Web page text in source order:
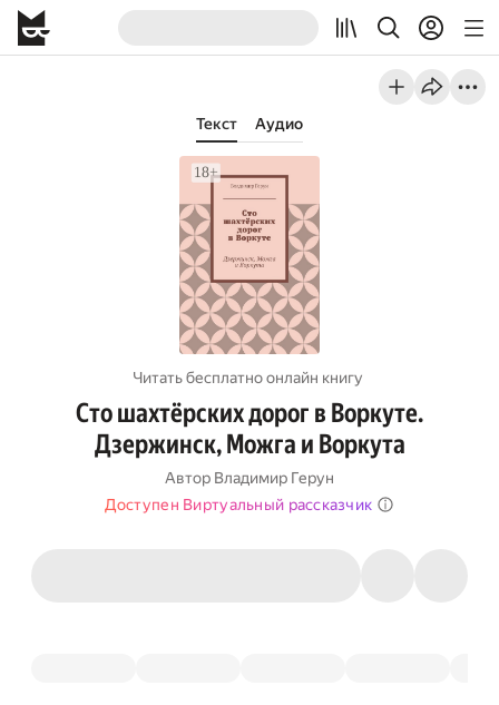
Текст Аудио
Читать бесплатно онлайн книгу
Сто шахтёрских дорог в Воркуте.
Дзержинск, Можга и Воркута
Автор Владимир Герун
Доступен Виртуальный рассказчик